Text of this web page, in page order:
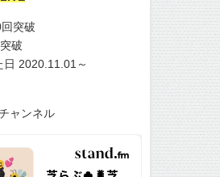
突破
破
2020.11.01～
ャンネル